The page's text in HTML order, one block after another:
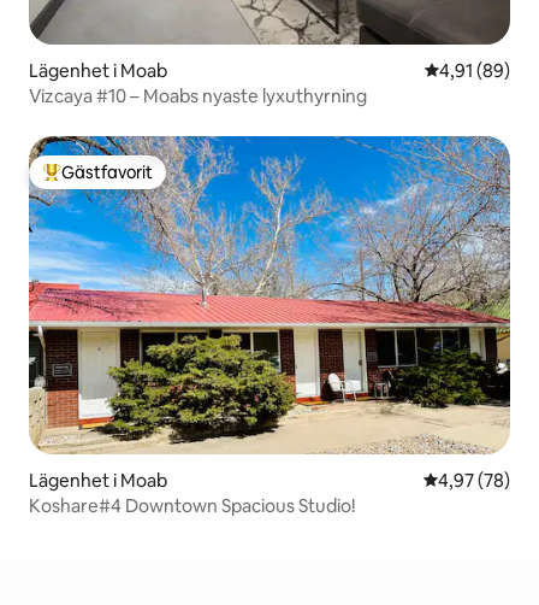
Lägenhet i Moab 4,91 av 5 i
4,91 (89)
Vizcaya #10 – Moabs nyaste lyxuthyrning
Populär gästfavorit
Gästfavorit
Lägenhet i Moab 4,97 av 5 i
4,97 (78)
Koshare#4 Downtown Spacious Studio!